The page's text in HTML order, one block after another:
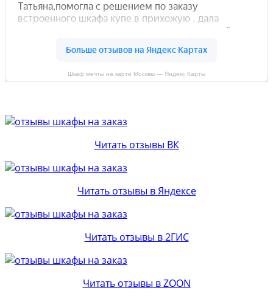
Шкаф мечты на карте Москвы — Яндекс Карты
Читать отзывы ВК
Читать отзывы в Яндексе
Читать отзывы в 2ГИС
Читать отзывы в ZOON